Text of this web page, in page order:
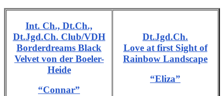
Int. Ch., Dt.Ch.,
Dt.Jgd.Ch. Club/VDH
Borderdreams Black
Velvet von der Boeler-
Heide
“Connar”
Dt.Jgd.Ch.
Love at first Sight of
Rainbow Landscape
“Eliza”